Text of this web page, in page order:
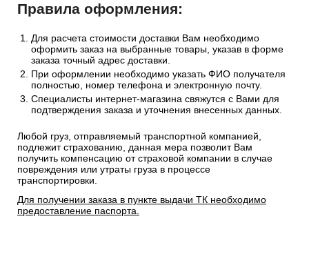
Правила оформления:
Для расчета стоимости доставки Вам необходимо
оформить заказ на выбранные товары, указав в форме
заказа точный адрес доставки.
При оформлении необходимо указать ФИО получателя
полностью, номер телефона и электронную почту.
Специалисты интернет-магазина свяжутся с Вами для
подтверждения заказа и уточнения внесенных данных.
Любой груз, отправляемый транспортной компанией,
подлежит страхованию, данная мера позволит Вам
получить компенсацию от страховой компании в случае
повреждения или утраты груза в процессе
транспортировки.
Для получении заказа в пункте выдачи ТК необходимо
предоставление паспорта.